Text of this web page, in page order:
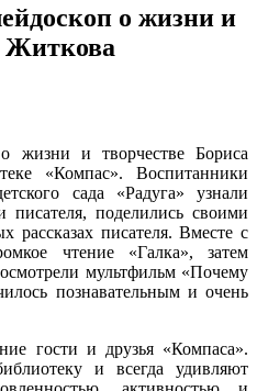
о жизни и
Житкова
жизни и творчестве Бориса
«Компас». Воспитанники
сада «Радуга» узнали
поделились своими
рассказах писателя. Вместе с
чтение «Галка», затем
мультфильм «Почему
познавательным и очень
гости и друзья «Компаса».
и всегда удивляют